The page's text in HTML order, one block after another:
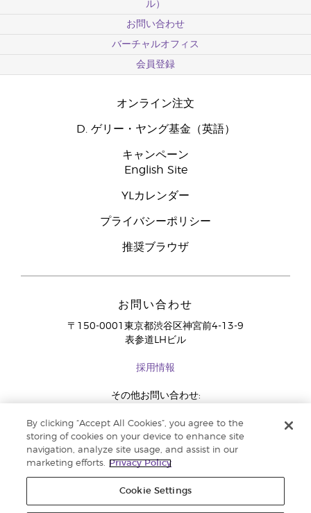
ル）
お問い合わせ
バーチャルオフィス
会員登録
オンライン注文
D. ゲリー・ヤング基金（英語）
キャンペーン
English Site
YLカレンダー
プライバシーポリシー
推奨ブラウザ
お問い合わせ
〒150-0001東京都渋谷区神宮前4-13-9
表参道LHビル
採用情報
その他お問い合わせ:
By clicking “Accept All Cookies”, you agree to the
storing of cookies on your device to enhance site
navigation, analyze site usage, and assist in our
marketing efforts.
Privacy Policy
Cookie Settings